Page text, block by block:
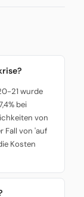
21 wurde
bei
von
Fall von 'auf
Kosten